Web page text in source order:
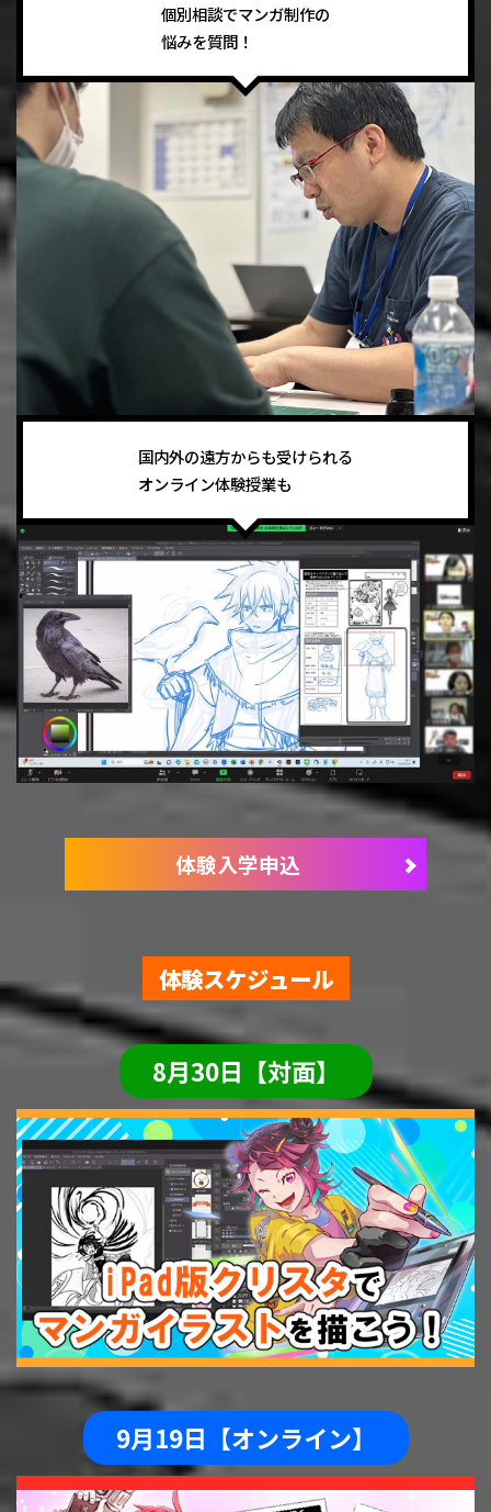
個別相談でマンガ制作の
悩みを質問！
国内外の遠方からも受けられる
オンライン体験授業も
体験入学申込
体験スケジュール
8月30日【対面】
9月19日【オンライン】